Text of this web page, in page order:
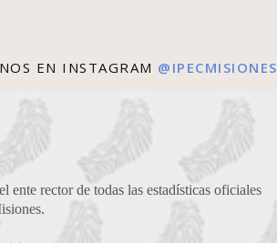
EN INSTAGRAM @IPECMISIONES
ente rector de todas las estadísticas oficiales